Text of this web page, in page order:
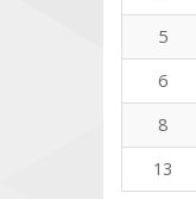
5
6
8
13